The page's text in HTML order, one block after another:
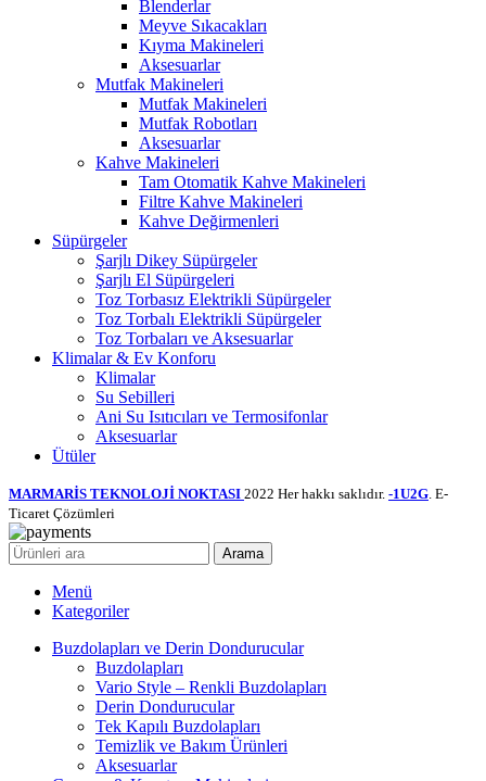
Blenderlar
Meyve Sıkacakları
Kıyma Makineleri
Aksesuarlar
Mutfak Makineleri
Mutfak Makineleri
Mutfak Robotları
Aksesuarlar
Kahve Makineleri
Tam Otomatik Kahve Makineleri
Filtre Kahve Makineleri
Kahve Değirmenleri
Süpürgeler
Şarjlı Dikey Süpürgeler
Şarjlı El Süpürgeleri
Toz Torbasız Elektrikli Süpürgeler
Toz Torbalı Elektrikli Süpürgeler
Toz Torbaları ve Aksesuarlar
Klimalar & Ev Konforu
Klimalar
Su Sebilleri
Ani Su Isıtıcıları ve Termosifonlar
Aksesuarlar
Ütüler
MARMARİS TEKNOLOJİ NOKTASI 2022 Her hakkı saklıdır. -1U2G . E-
Ticaret Çözümleri
Arama
Menü
Kategoriler
Buzdolapları ve Derin Dondurucular
Buzdolapları
Vario Style – Renkli Buzdolapları
Derin Dondurucular
Tek Kapılı Buzdolapları
Temizlik ve Bakım Ürünleri
Aksesuarlar